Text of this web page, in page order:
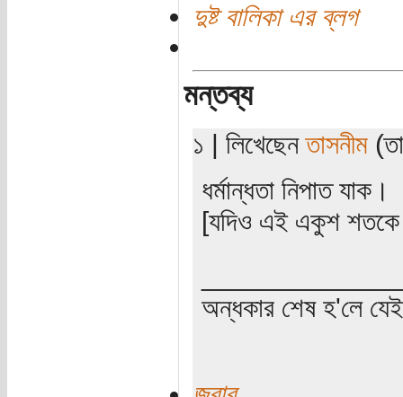
দুষ্ট বালিকা এর ব্লগ
মন্তব্য
১ | লিখেছেনতাসনীম
ধর্মান্ধতা নিপাত যাক।
[যদিও এই একুশ শতকে
অন্ধকার শেষ হ'লে